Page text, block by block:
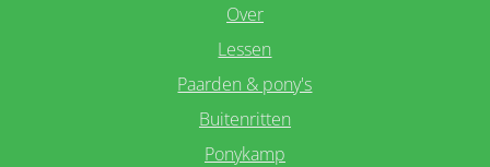
Over
Lessen
Paarden & pony's
Buitenritten
Ponykamp